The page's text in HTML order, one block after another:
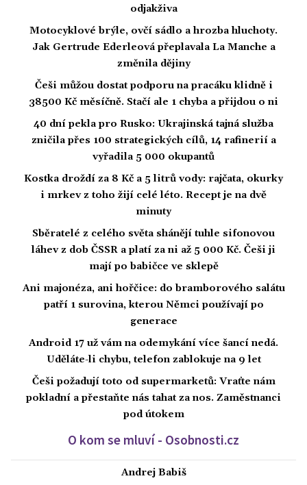
odjakživa
Motocyklové brýle, ovčí sádlo a hrozba hluchoty.
Jak Gertrude Ederleová přeplavala La Manche a
změnila dějiny
Češi můžou dostat podporu na pracáku klidně i
38500 Kč měsíčně. Stačí ale 1 chyba a přijdou o ni
40 dní pekla pro Rusko: Ukrajinská tajná služba
zničila přes 100 strategických cílů, 14 rafinerií a
vyřadila 5 000 okupantů
Kostka droždí za 8 Kč a 5 litrů vody: rajčata, okurky
i mrkev z toho žijí celé léto. Recept je na dvě
minuty
Sběratelé z celého světa shánějí tuhle sifonovou
láhev z dob ČSSR a platí za ni až 5 000 Kč. Češi ji
mají po babičce ve sklepě
Ani majonéza, ani hořčice: do bramborového salátu
patří 1 surovina, kterou Němci používají po
generace
Android 17 už vám na odemykání více šancí nedá.
Uděláte-li chybu, telefon zablokuje na 9 let
Češi požadují toto od supermarketů: Vraťte nám
pokladní a přestaňte nás tahat za nos. Zaměstnanci
pod útokem
O kom se mluví - Osobnosti.cz
Andrej Babiš